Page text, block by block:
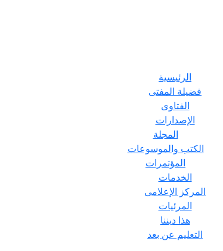
الرئيسية
فضيلة المفتى
الفتاوى
الإصدارات
المجلة
الكتب والموسوعات
المؤتمرات
الخدمات
المركز الإعلامى
المرئيات
هذا ديننا
التعليم عن بعد